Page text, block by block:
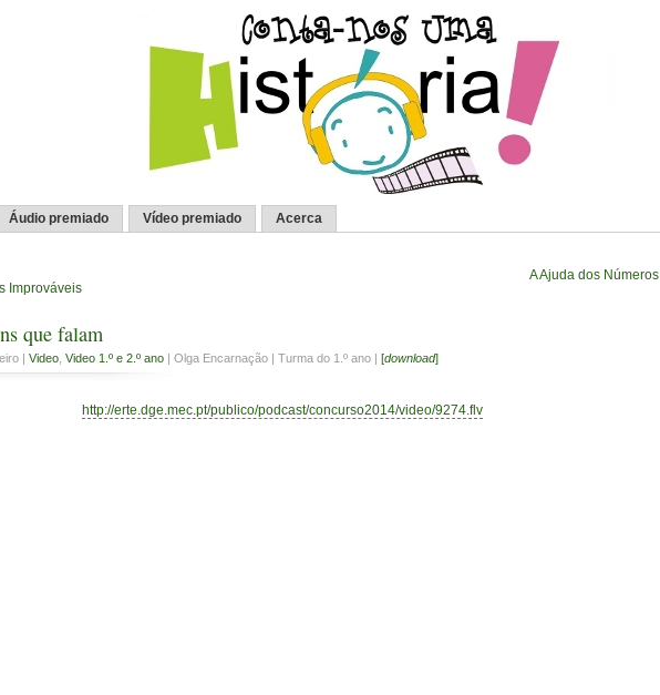
Áudio premiado Vídeo premiado Acerca
Improváveis
A Ajuda dos Números
que falam
| Video Video 1.º e 2.º ano | Olga Encarnação | Turma do 1.º ano | [download]
http://erte.dge.mec.pt/publico/podcast/concurso2014/video/9274.flv